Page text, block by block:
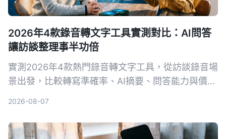
2026年4款錄音轉文字工具實測對比：AI問答
讓訪談整理事半功倍
實測2026年4款熱門錄音轉文字工具，從訪談錄音場
景出發，比較轉寫準確率、AI摘要、問答能力與價
2026-08-07